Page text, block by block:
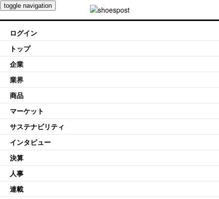
toggle navigation
ログイン
トップ
企業
業界
商品
マーケット
サステナビリティ
インタビュー
決算
人事
連載